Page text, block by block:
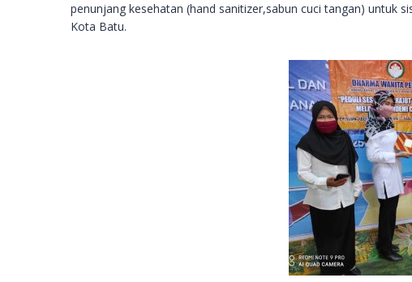
penunjang kesehatan (hand sanitizer,sabun cuci tangan) untuk
Kota Batu.